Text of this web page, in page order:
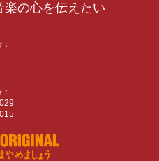
の心を伝えたい